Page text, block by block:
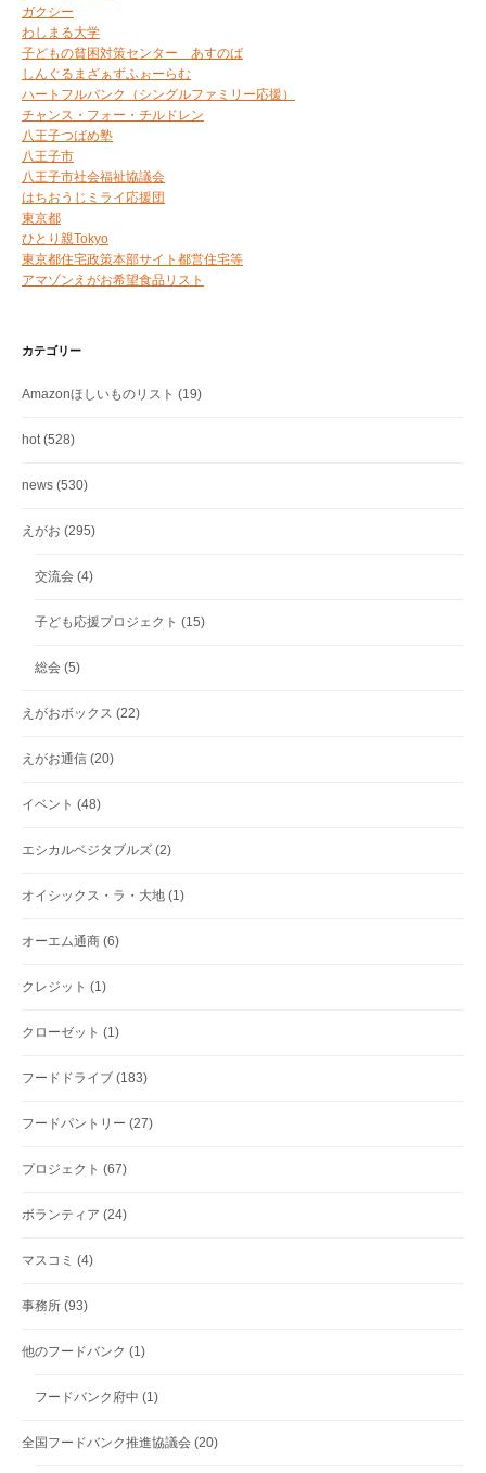
ガクシー
わしまる大学
子どもの貧困対策センター あすのば
しんぐるまざぁずふぉーらむ
ハートフルバンク（シングルファミリー応援）
チャンス・フォー・チルドレン
八王子つばめ塾
八王子市
八王子市社会福祉協議会
はちおうじミライ応援団
東京都
ひとり親Tokyo
東京都住宅政策本部サイト都営住宅等
アマゾンえがお希望食品リスト
カテゴリー
Amazonほしいものリスト (19)
hot (528)
news (530)
えがお (295)
交流会 (4)
子ども応援プロジェクト (15)
総会 (5)
えがおボックス (22)
えがお通信 (20)
イベント (48)
エシカルベジタブルズ (2)
オイシックス・ラ・大地 (1)
オーエム通商 (6)
クレジット (1)
クローゼット (1)
フードドライブ (183)
フードパントリー (27)
プロジェクト (67)
ボランティア (24)
マスコミ (4)
事務所 (93)
他のフードバンク (1)
フードバンク府中 (1)
全国フードバンク推進協議会 (20)